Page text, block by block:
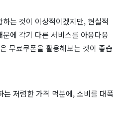
는 것이 이상적이겠지만, 현실적
에 각기 다른 서비스를 아웅다웅
무료쿠폰을 활용해보는 것이 좋습
는 저렴한 가격 덕분에, 소비를 대폭